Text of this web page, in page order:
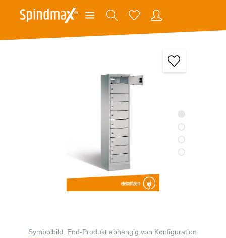
Symbolbild: End-Produkt abhängig von Konfiguration